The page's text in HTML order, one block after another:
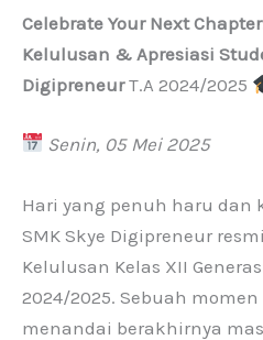
Celebrate Your Next
Kelulusan & Apresiasi
DigipreneurT.A 2024/2025
Senin, 05 Mei 2025
Hari yang penuh haru dan
SMK Skye Digipreneur
Kelulusan Kelas XII
2024/2025. Sebuah
menandai berakhirnya